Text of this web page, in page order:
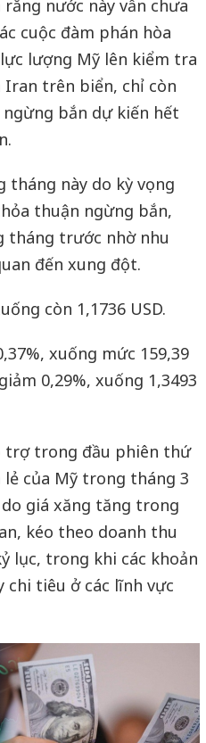
nước này vẫn chưa
cuộc đàm phán hòa
lượng Mỹ lên kiểm tra
trên biển, chỉ còn
bắn dự kiến hết
tháng này do kỳ vọng
thuận ngừng bắn,
tháng trước nhờ nhu
đến xung đột.
còn 1,1736 USD.
xuống mức 159,39
0,29%, xuống 1,3493
trợ trong đầu phiên thứ
lẻ của Mỹ trong tháng 3
giá xăng tăng trong
kéo theo doanh thu
lục, trong khi các khoản
chi tiêu ở các lĩnh vực